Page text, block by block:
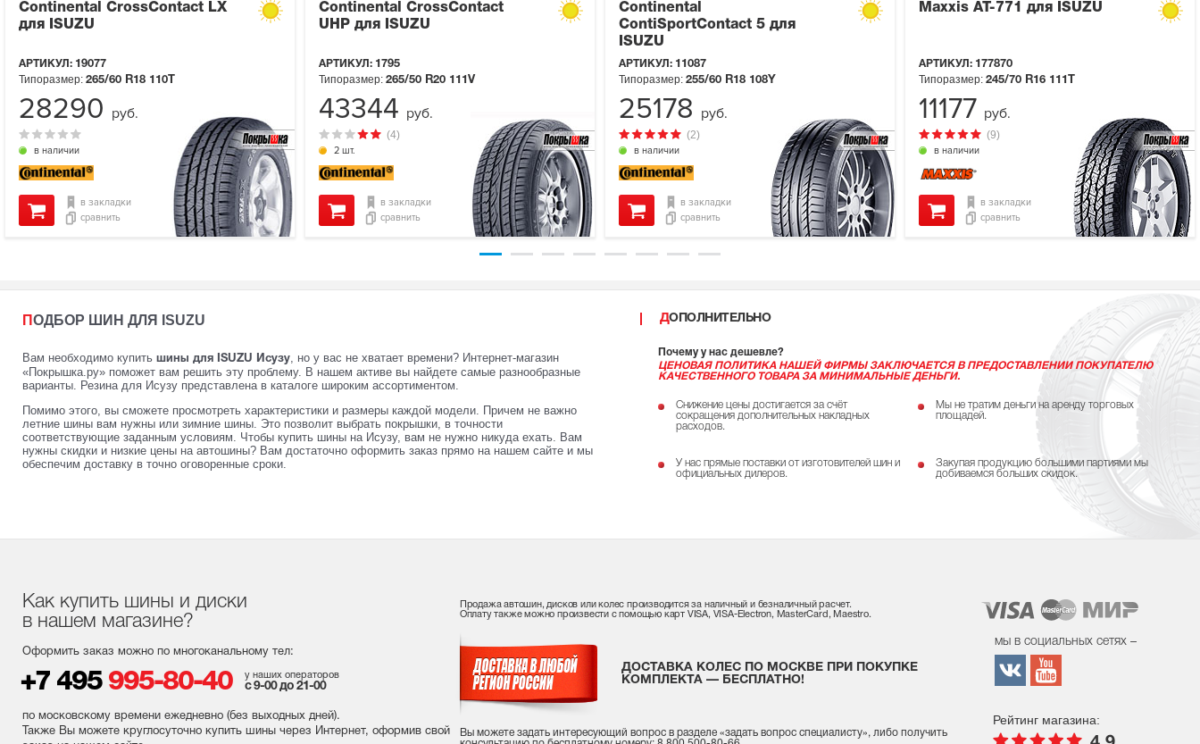
Continental CrossContact LX
для ISUZU
АРТИКУЛ: 19077
в наличии
Типоразмер: 265/60 R18 110T
в закладки
сравнить
28290 руб.
Continental CrossContact
UHP для ISUZU
АРТИКУЛ: 1795
2 шт.
(4)
Типоразмер: 265/50 R20 111V
в закладки
сравнить
43344 руб.
Continental
ContiSportContact 5 для
ISUZU
АРТИКУЛ: 11087
в наличии
(2)
Типоразмер: 255/60 R18 108Y
в закладки
сравнить
25178 руб.
Maxxis AT-771 для ISUZU
АРТИКУЛ: 177870
в наличии
(9)
Типоразмер: 245/70 R16 111T
в закладки
сравнить
11177 руб.
ПОДБОР ШИН ДЛЯ ISUZU
Вам необходимо купить шины для ISUZU Исузу
, но у вас не хватает времени? Интернет-магазин
«Покрышка.ру» поможет вам решить эту проблему. В нашем активе вы найдете самые разнообразные
варианты. Резина для Исузу представлена в каталоге широким ассортиментом.
Помимо этого, вы сможете просмотреть характеристики и размеры каждой модели. Причем не важно
летние шины вам нужны или зимние шины. Это позволит выбрать покрышки, в точности
соответствующие заданным условиям. Чтобы купить шины на Исузу, вам не нужно никуда ехать. Вам
нужны скидки и низкие цены на автошины? Вам достаточно оформить заказ прямо на нашем сайте и мы
обеспечим доставку в точно оговоренные сроки.
ДОПОЛНИТЕЛЬНО
Почему у нас дешевле?
ЦЕНОВАЯ ПОЛИТИКА НАШЕЙ ФИРМЫ ЗАКЛЮЧАЕТСЯ В ПРЕДОСТАВЛЕНИИ ПОКУПАТЕЛЮ
КАЧЕСТВЕННОГО ТОВАРА ЗА МИНИМАЛЬНЫЕ ДЕНЬГИ.
Снижение цены достигается за счёт
сокращения дополнительных накладных
расходов.
Мы не тратим деньги на аренду торговых
площадей.
У нас прямые поставки от изготовителей шин и
официальных дилеров.
Закупая продукцию большими партиями мы
добиваемся больших скидок.
Как купить шины и диски
в нашем магазине?
Оформить заказ можно по многоканальному тел:
+7 495 995-80-40 у наших операторов
с 9-00 до 21-00
по московскому времени ежедневно (без выходных дней).
Также Вы можете круглосуточно купить шины через Интернет, оформив свой
Продажа автошин, дисков или колес производится за наличный и безналичный расчет.
Оплату также можно произвести с помощью карт VISA, VISA-Electron, MasterCard, Maestro.
ДОСТАВКА КОЛЕС ПО МОСКВЕ ПРИ ПОКУПКЕ
КОМПЛЕКТА — БЕСПЛАТНО!
Вы можете задать интересующий вопрос в разделе «задать вопрос специалисту», либо получить
мы в социальных сетях –
Рейтинг магазина: